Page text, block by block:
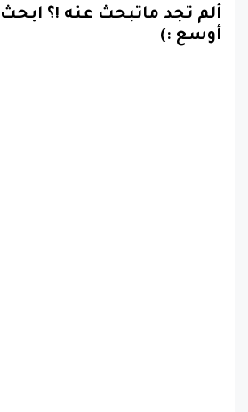
ألم تجد ماتبحث عنه !؟
أوسع :)